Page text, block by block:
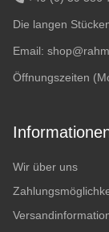
Die langen
Email:
Öffnungszeiten
Wir über uns